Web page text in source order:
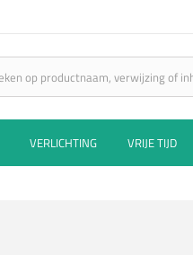
VERLICHTING VRIJE TIJD